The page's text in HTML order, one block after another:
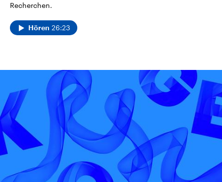
Recherchen.
Hören 26:23